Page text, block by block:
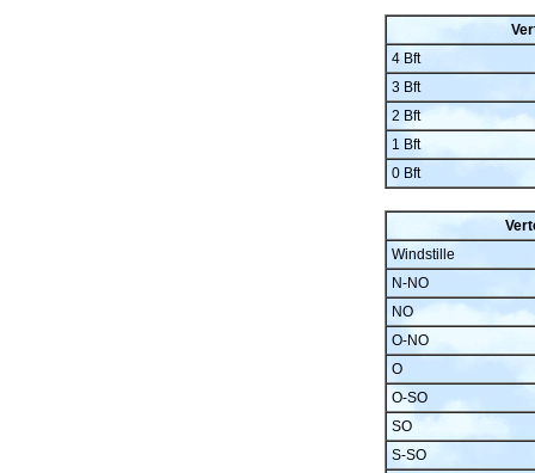
4 Bft
3 Bft
2 Bft
1 Bft
0 Bft
Windstille
N-NO
NO
O-NO
O
O-SO
SO
S-SO